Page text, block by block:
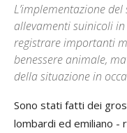
L’implementazione
allevamenti suinicoli
registrare importanti
benessere animale,
della situazione in
Sono stati fatti dei
lombardi ed emiliano -